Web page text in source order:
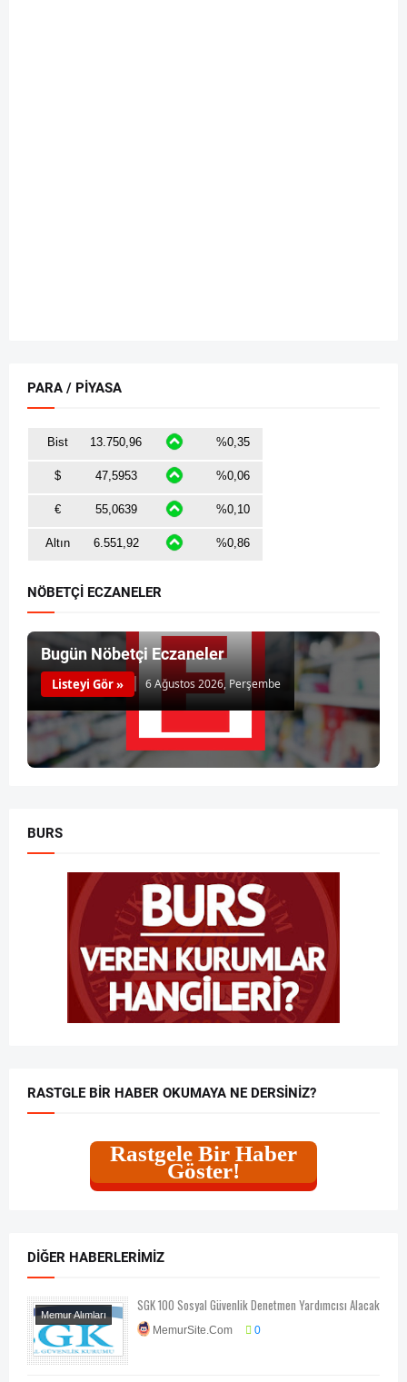
PARA / PİYASA
NÖBETÇİ ECZANELER
Bugün Nöbetçi Eczaneler
Listeyi Gör » 6 Ağustos 2026, Perşembe
BURS
RASTGLE BIR HABER OKUMAYA NE DERSINIZ?
Rastgele Bir Haber
Göster!
DIĞER HABERLERIMIZ
Memur Alımları
SGK 100 Sosyal Güvenlik Denetmen Yardımcısı Alacak
MemurSite.Com 0